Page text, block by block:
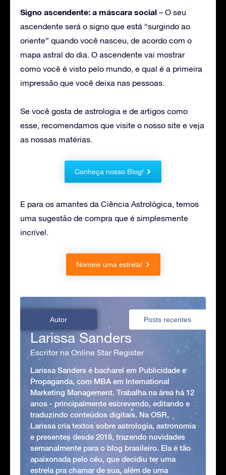
Signo ascendente: a máscara social – O seu
ascendente será o signo que está “surgindo ao
oriente” quando você nasceu, de acordo com o
mapa astral do dia. O ascendente vai mostrar
como você é visto pelo mundo, e qual é a primeira
impressão que você deixa nas pessoas.
Se você gosta de astrologia e de artigos como
esse, recomendamos que visite o nosso site e veja
as nossas matérias.
Conheça nosso Blog!
E para os amantes da Ciência Astrológica, temos
uma sugestão de compra que é simplesmente
incrível.
Nomeie uma estrela!
Autor Posts recentes
Larissa Sanders
Escritor na Online Star Register
Larissa Sanders é bacharel em Publicidade e
Propaganda, com MBA em International
Marketing Management. Trabalha na área há 12
anos - principalmente escrevendo, editando e
traduzindo conteúdos digitais. Na OSR,
Larissa cria textos sobre astrologia, astronomia
e presentes desde 2018, trazendo novidades
semanalmente para o blog brasileiro. Ela é tão
apaixonada pelo céu, que decidiu ter uma
estrela pra chamar de sua, além de uma